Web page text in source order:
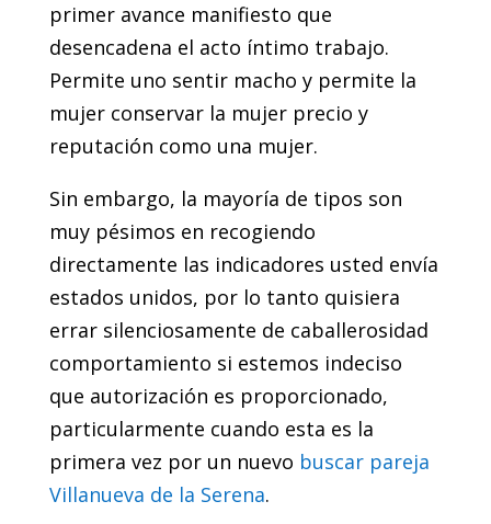
primer avance manifiesto que
desencadena el acto íntimo trabajo.
Permite uno sentir macho y permite la
mujer conservar la mujer precio y
reputación como una mujer.
Sin embargo, la mayoría de tipos son
muy pésimos en recogiendo
directamente las indicadores usted envía
estados unidos, por lo tanto quisiera
errar silenciosamente de caballerosidad
comportamiento si estemos indeciso
que autorización es proporcionado,
particularmente cuando esta es la
primera vez por un nuevo buscar pareja
Villanueva de la Serena.